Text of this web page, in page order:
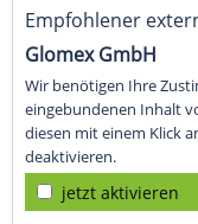
Empfohlener
Glomex GmbH
Wir benötigen Ihre
eingebundenen Inhalt
diesen mit einem Klick
deaktivieren.
jetzt aktivieren